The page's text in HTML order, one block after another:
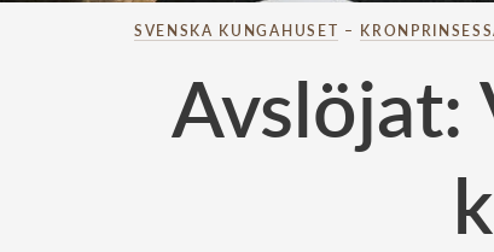
SVENSKA KUNGAHUSET –
Avslöjat: